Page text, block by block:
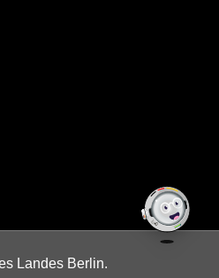
Landes Berlin.